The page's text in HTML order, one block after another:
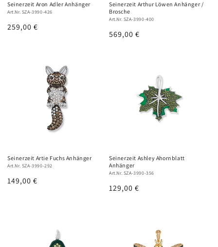
Seinerzeit Aron Adler Anhänger
Art.Nr. SZA-3990-426
Normaler
259,00 €
Seinerzeit Arthur Löwen Anhänger /
Brosche
Art.Nr. SZA-3990-400
Normaler
569,00 €
Seinerzeit Artie Fuchs Anhänger
Art.Nr. SZA-3990-292
Normaler
149,00 €
Seinerzeit Ashley Ahornblatt
Anhänger
Art.Nr. SZA-3990-356
Normaler
129,00 €